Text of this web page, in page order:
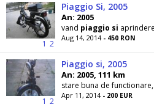
1 2
Piaggio Si, 2005
An: 2005
vand piaggio si aprindere
Aug 14, 2014 - 450 RON
1 2
Piaggio si, 2005
An: 2005, 111 km
Apr 11, 2014 - 200 EUR